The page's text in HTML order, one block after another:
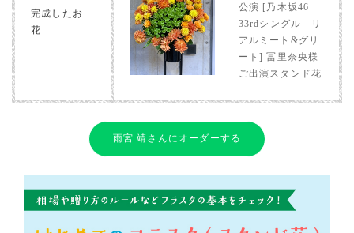
完成したお
花
公演 [乃木坂46
33rdシングル リ
アルミート&グリ
ート] 冨里奈央様
ご出演スタンド花
雨宮 靖さんにオーダーする